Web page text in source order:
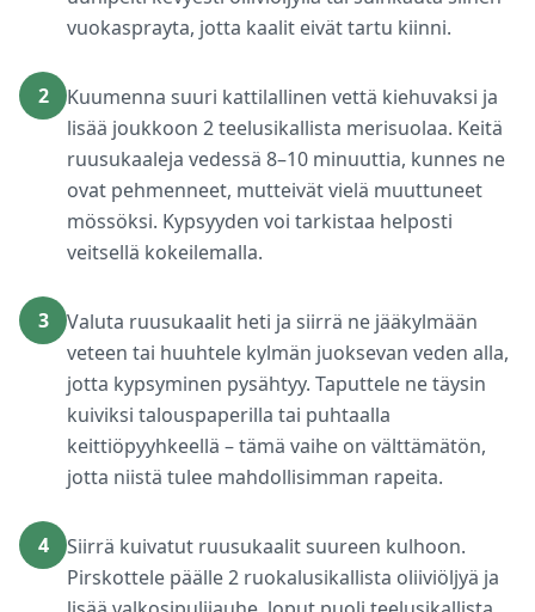
vuokasprayta, jotta kaalit eivät tartu kiinni.
2
Kuumenna suuri kattilallinen vettä kiehuvaksi ja
lisää joukkoon 2 teelusikallista merisuolaa. Keitä
ruusukaaleja vedessä 8–10 minuuttia, kunnes ne
ovat pehmenneet, mutteivät vielä muuttuneet
mössöksi. Kypsyyden voi tarkistaa helposti
veitsellä kokeilemalla.
3
Valuta ruusukaalit heti ja siirrä ne jääkylmään
veteen tai huuhtele kylmän juoksevan veden alla,
jotta kypsyminen pysähtyy. Taputtele ne täysin
kuiviksi talouspaperilla tai puhtaalla
keittiöpyyhkeellä – tämä vaihe on välttämätön,
jotta niistä tulee mahdollisimman rapeita.
4
Siirrä kuivatut ruusukaalit suureen kulhoon.
Pirskottele päälle 2 ruokalusikallista oliiviöljyä ja